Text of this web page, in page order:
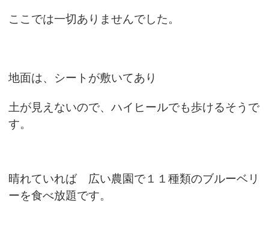
ここでは一切ありませんでした。
地面は、シートが敷いてあり
土が見えないので、ハイヒールでも歩けるそうで
す。
晴れていれば 広い農園で１１種類のブルーベリ
ーを食べ放題です。